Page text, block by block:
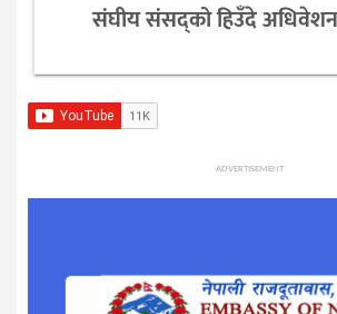
संघीय संसद्को हिउँदे
ADVERTISEMENT